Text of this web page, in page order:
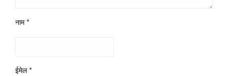
नाम *
ईमेल *